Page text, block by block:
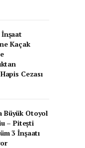
İnşaat
Kaçak
Cezası
Büyük Otoyol
– Pitești
3 İnşaatı